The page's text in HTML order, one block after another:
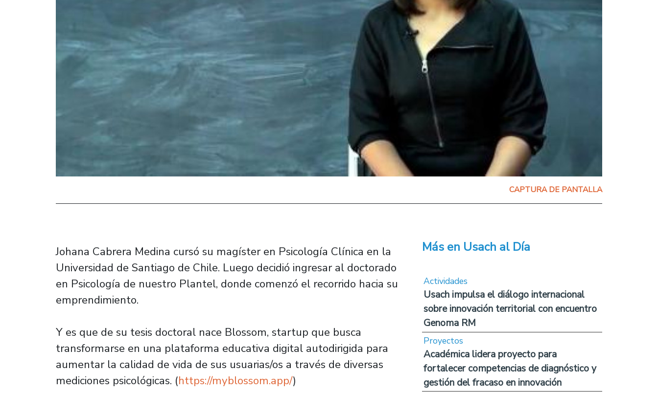
CAPTURA DE PANTALLA
Johana Cabrera Medina cursó su magíster en Psicología Clínica en la
Universidad de Santiago de Chile. Luego decidió ingresar al doctorado
en Psicología de nuestro Plantel, donde comenzó el recorrido hacia su
emprendimiento.
Y es que de su tesis doctoral nace Blossom, startup que busca
transformarse en una plataforma educativa digital autodirigida para
aumentar la calidad de vida de sus usuarias/os a través de diversas
mediciones psicológicas. (https://myblossom.app/)
Más en Usach al Día
Actividades
Usach impulsa el diálogo internacional
sobre innovación territorial con encuentro
Genoma RM
Proyectos
Académica lidera proyecto para
fortalecer competencias de diagnóstico y
gestión del fracaso en innovación